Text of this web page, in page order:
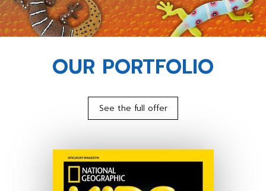
OUR PORTFOLIO
See the full offer